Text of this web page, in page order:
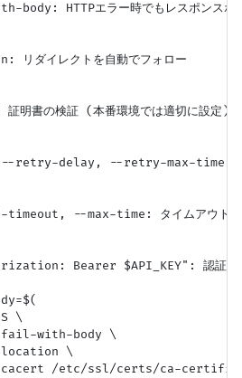
body: HTTPエラー時でもレスポンスボ
ダイレクトを自動でフォロー
書の検証 (本番環境では適切に設定)
delay, --retry-max-time: ネ
--max-time: タイムアウト
Bearer $API_KEY": 認証ヘ
\
with-body \
\
/etc/ssl/certs/ca-